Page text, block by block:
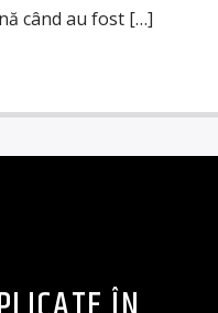
când au fost […]